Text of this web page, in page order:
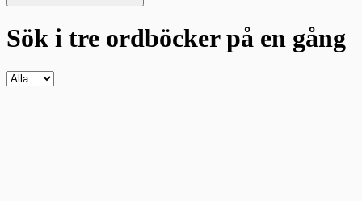
Sök i tre ordböckerpå en gång